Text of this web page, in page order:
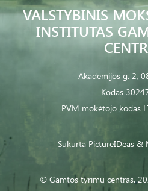
VALSTYBINIS
INSTITUTAS
Akademijos g. 2,
Kodas
PVM mokėtojo kodas
© Gamtos tyrimų centras.
Sukurta PictureIDeas &